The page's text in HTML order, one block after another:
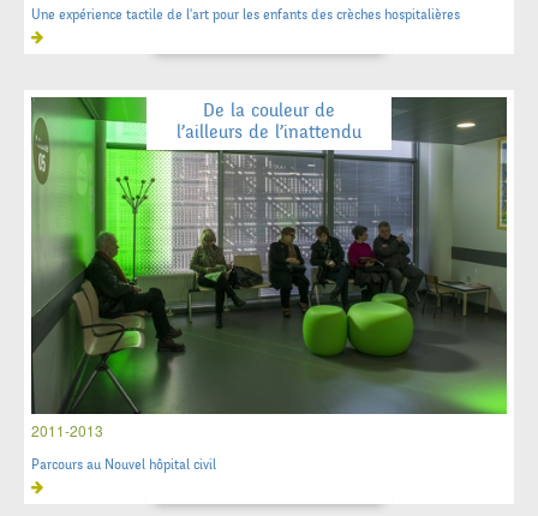
Une expérience tactile de l'art pour les enfants des crèches hospitalières
De la couleur de
l’ailleurs de l’inattendu
2011-2013
Parcours au Nouvel hôpital civil